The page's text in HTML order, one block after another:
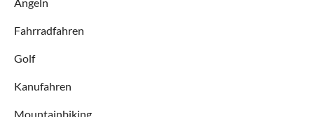
Fahrradfahren
Golf
Kanufahren
Mountainbiking